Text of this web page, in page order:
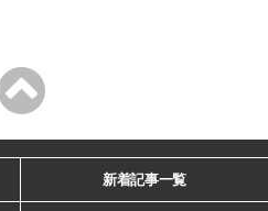
新着記事一覧